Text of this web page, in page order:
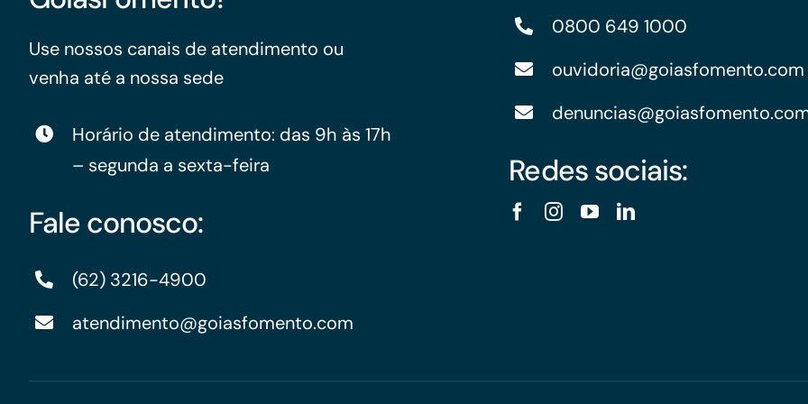
Use nossos canais de atendimento ou
venha até a nossa sede
Horário de atendimento: das 9h às 17h
– segunda a sexta-feira
Fale conosco:
(62) 3216-4900
atendimento@goiasfomento.com
0800 649 1000
ouvidoria@goiasfomento.com
Redes sociais: